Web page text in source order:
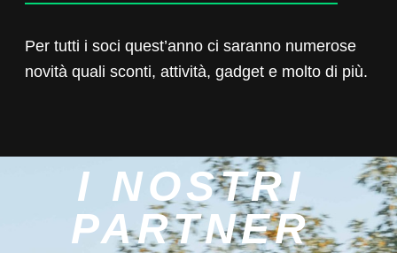
Per tutti i soci quest’anno ci saranno numerose
novità quali sconti, attività, gadget e molto di più.
I NOSTRI
PARTNER